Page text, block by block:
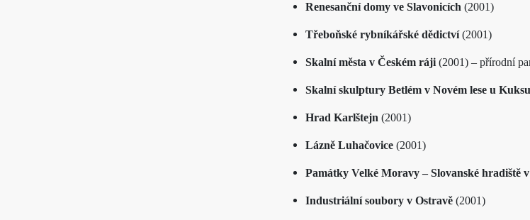
Renesanční domy ve Slavonicích (2001)
Třeboňské rybníkářské dědictví(2001)
Skalní města v Českém ráji (2001) – přírodní
Skalní skulptury Betlém v Novém lese u Kuksu
Hrad Karlštejn (2001)
Lázně Luhačovice (2001)
Památky Velké Moravy – Slovanské hradiště
Industriální soubory v Ostravě (2001)